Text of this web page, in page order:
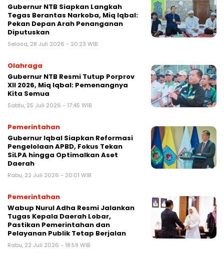
Gubernur NTB Siapkan Langkah
Tegas Berantas Narkoba, Miq Iqbal:
Pekan Depan Arah Penanganan
Diputuskan
Selasa, 28 Juli 2026 - 20:23 WIB
Olahraga
Gubernur NTB Resmi Tutup Porprov
XII 2026, Miq Iqbal: Pemenangnya
Kita Semua
Sabtu, 25 Juli 2026 - 17:45 WIB
Pemerintahan
Gubernur Iqbal Siapkan Reformasi
Pengelolaan APBD, Fokus Tekan
SiLPA hingga Optimalkan Aset
Daerah
Rabu, 22 Juli 2026 - 20:01 WIB
Pemerintahan
Wabup Nurul Adha Resmi Jalankan
Tugas Kepala Daerah Lobar,
Pastikan Pemerintahan dan
Pelayanan Publik Tetap Berjalan
Rabu, 22 Juli 2026 - 18:59 WIB